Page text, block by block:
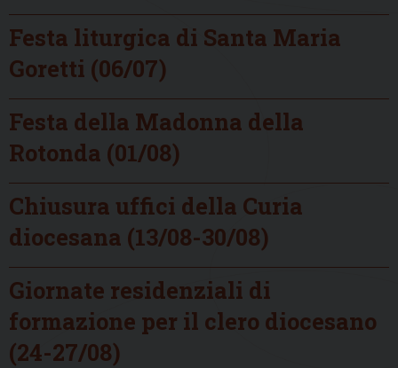
Festa liturgica di Santa Maria
Goretti (06/07)
Festa della Madonna della
Rotonda (01/08)
Chiusura uffici della Curia
diocesana (13/08-30/08)
Giornate residenziali di
formazione per il clero diocesano
(24-27/08)